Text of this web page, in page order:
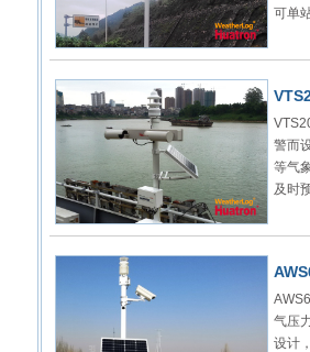
可单
警而
等气
及时
气压
设计